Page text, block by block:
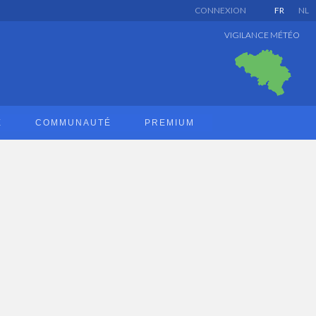
FR NL
CONNEXION
VIGILANCE MÉTÉO
COMMUNAUTÉ PREMIUM